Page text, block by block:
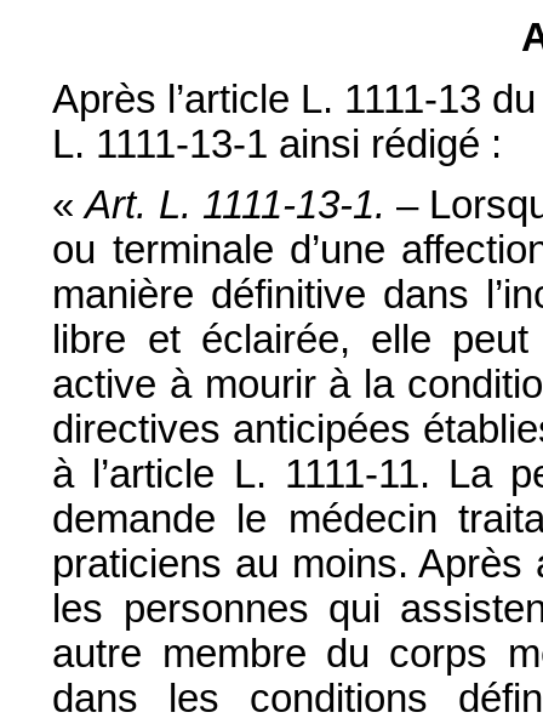
Après l’article L. 1111-13
L. 1111-13-1 ainsi rédigé :
«Art. L. 1111-13-1. –
ou terminale d’une
manière définitive dans
libre et éclairée, elle peut
active à mourir à la
directives anticipées
à l’article L. 1111-11. La
demande le médecin
praticiens au moins. Après
les personnes qui
autre membre du corps
dans les conditions